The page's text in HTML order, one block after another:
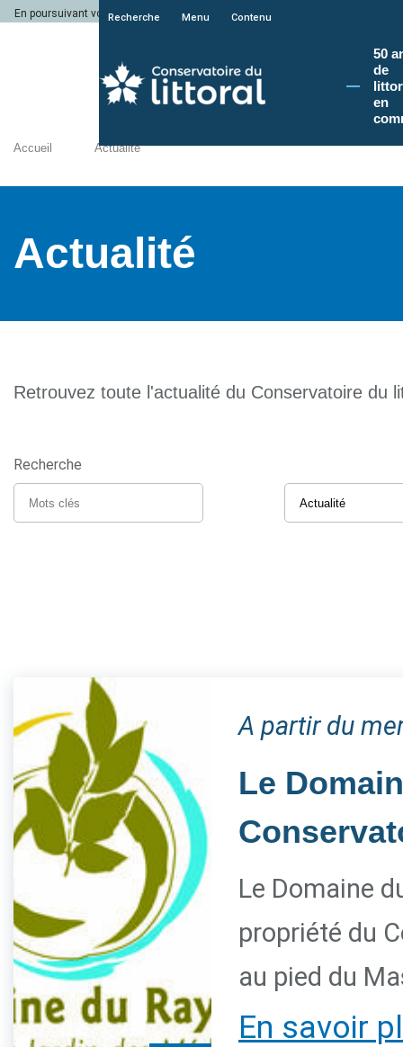
En poursuivant votre navigation sur le site du Conservatoire du littoral, vous
Recherche Menu Contenu
50
de
en
Accueil Actualité
Actualité
Retrouvez toute l'actualité du Conservatoire du
Recherche
A partir du
Le
Le Domaine
propriété du
au pied du
En savoir